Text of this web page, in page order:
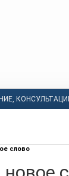
слово